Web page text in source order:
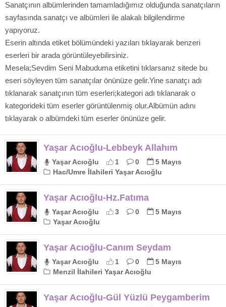
Sanatçının albümlerinden tamamladığımız olduğunda sanatçıların
sayfasında sanatçı ve albümleri ile alakalı bilgilendirme
yapıyoruz.
Eserin altında etiket bölümündeki yazıları tıklayarak benzeri
eserleri bir arada görüntüleyebilirsiniz.
Mesela;Sevdim Seni Mabuduma etiketini tıklarsanız sitede bu
eseri söyleyen tüm sanatçılar önünüze gelir.Yine sanatçı adı
tıklanarak sanatçının tüm eserleri;kategori adı tıklanarak o
kategorideki tüm eserler görüntülenmiş olur.Albümün adını
tıklayarak o albümdeki tüm eserler önünüze gelir.
Yaşar Acıoğlu-Lebbeyk Allahım
Yaşar Acıoğlu 1 0
5 Mayıs
Hac/Umre İlahileri Yaşar Acıoğlu
Yaşar Acıoğlu-Hz.Fatıma
Yaşar Acıoğlu 3 0
5 Mayıs
Yaşar Acıoğlu
Yaşar Acıoğlu-Canım Seydam
Yaşar Acıoğlu 1 0
5 Mayıs
Menzil İlahileri Yaşar Acıoğlu
Yaşar Acıoğlu-Gül Yüzlü Peygamberim